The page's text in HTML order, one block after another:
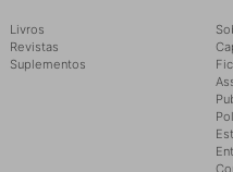
Livros
Revistas
Suplementos